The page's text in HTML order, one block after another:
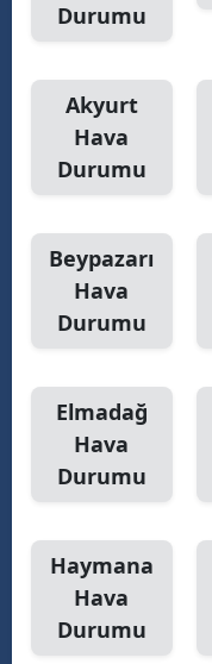
Durumu
Akyurt
Hava
Durumu
Beypazarı
Hava
Durumu
Elmadağ
Hava
Durumu
Haymana
Hava
Durumu